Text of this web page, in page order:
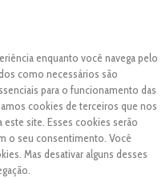
enquanto você navega pelo
como necessários são
para o funcionamento das
cookies de terceiros que nos
este site. Esses cookies serão
o seu consentimento. Você
Mas desativar alguns desses